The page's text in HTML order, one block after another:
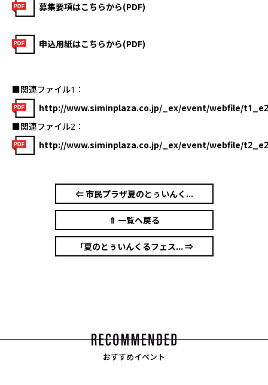
募集要項はこちらから(PDF)
申込用紙はこちらから(PDF)
■関連ファイル1：
http://www.siminplaza.co.jp/_ex/event/webfile/
■関連ファイル2：
http://www.siminplaza.co.jp/_ex/event/webfile/
⇐ 市民プラザ夏のとぅいんく...
⇑ 一覧へ戻る
「夏のとぅいんくるフェス... ⇒
おすすめイベント